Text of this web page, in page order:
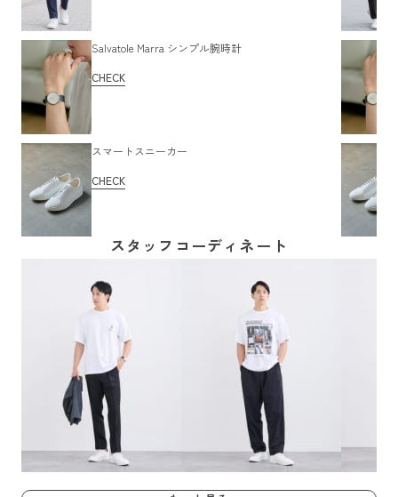
Salvatole Marra シンプル腕時計
CHECK
スマートスニーカー
CHECK
スタッフコーディネート